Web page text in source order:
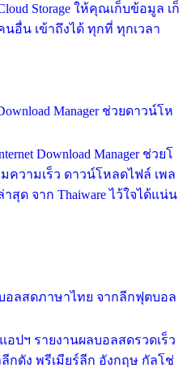
Storage ให้คุณเก็บข้อมูล เก็
อื่น เข้าถึงได้ ทุกที่ ทุกเวลา
Manager ช่วยดาวน์โห
Download Manager ช่วยโ
ความเร็ว ดาวน์โหลดไฟล์ เพล
สุด จาก Thaiware ไว้ใจได้แน่น
บอลสดภาษาไทย จากลีกฟุตบอล
อปฯ รายงานผลบอลสดรวดเร็ว
กดัง พรีเมียร์ลีก อังกฤษ กัลโช่